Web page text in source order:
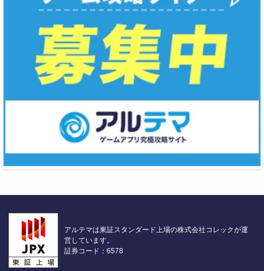
アルテマは東証スタンダード上場の株式会社コレックが運
営しています。
証券コード：6578